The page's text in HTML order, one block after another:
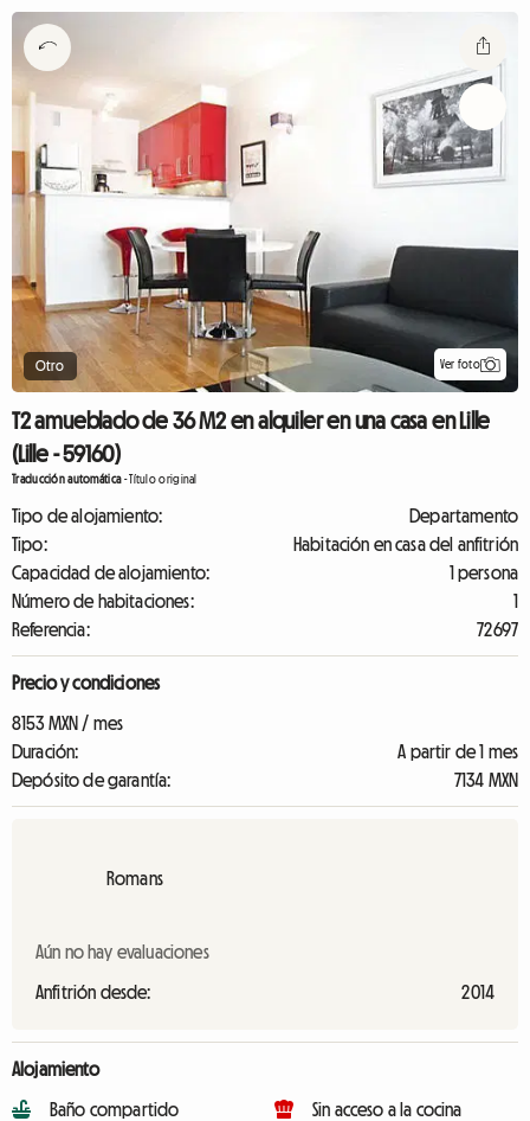
Otro Ver foto
T2 amueblado de 36 M2 en alquiler en una casa en Lille
(Lille - 59160)
Traducción automática-Título original
Tipo de alojamiento:
Departamento
Tipo:
Habitación en casa del anfitrión
Capacidad de alojamiento:
1 persona
Número de habitaciones:
1
Referencia:
72697
Precio y condiciones
8153 MXN / mes
Duración:
A partir de 1 mes
Depósito de garantía:
7134 MXN
Romans
Aún no hay evaluaciones
Anfitrión desde: 2014
Alojamiento
Baño compartido
Sin acceso a la cocina